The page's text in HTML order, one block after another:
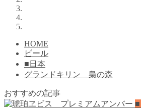
HOME
ビール
■日本
グランドキリン 梟の森
おすすめの記事